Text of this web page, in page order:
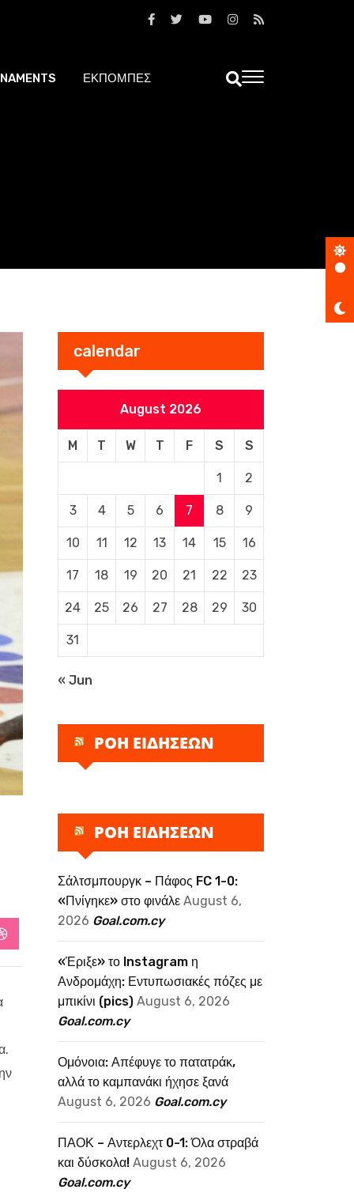
ΕΚΠΟΜΠΕΣ
StumbleUpon
calendar
August 2026
M T W T F S S
1 2
3 4 5 6 7 8 9
10 11 12 13 14 15 16
17 18 19 20 21 22 23
24 25 26 27 28 29 30
31
« Jun
ΡΟΗ ΕΙΔΗΣΕΩΝ
ΡΟΗ ΕΙΔΗΣΕΩΝ
Σάλτσμπουργκ – Πάφος FC 1-0:
«Πνίγηκε» στο φινάλε August 6,
2026 Goal.com.cy
«Έριξε» το Instagram η
Ανδρομάχη: Εντυπωσιακές πόζες με
μπικίνι (pics) August 6, 2026
Goal.com.cy
Ομόνοια: Απέφυγε το πατατράκ,
αλλά το καμπανάκι ήχησε ξανά
August 6, 2026 Goal.com.cy
ΠΑΟΚ – Αντερλεχτ 0-1: Όλα στραβά
και δύσκολα! August 6, 2026
Goal.com.cy